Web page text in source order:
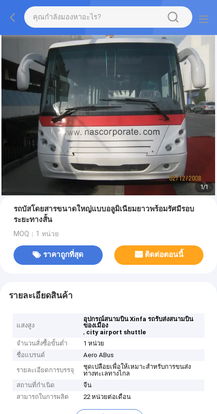
1/1
รถบัสโดยสารขนาดใหญ่แบบอลูมิเนียมยาวพร้อมรัศมีรอบ
ระยะทางสั้น
MOQ：1 หน่วย
ราคาถูกที่สุด ติดต่อตอนนี้
รายละเอียดสินค้า
แสงสูง
อุปกรณ์สนามบิน Xinfa รถรับส่งสนามบิน
ของเมือง
, city airport shuttle
จำนวนสั่งซื้อขั้นต่ำ
1 หน่วย
ชื่อแบรนด์
Aero ABus
รายละเอียดการบรรจุ
ชุดเปลือยเพื่อให้เหมาะสำหรับการขนส่ง
ทางทะเลทางไกล
สถานที่กำเนิด
จีน
สามารถในการผลิต
22 หน่วยต่อเดือน